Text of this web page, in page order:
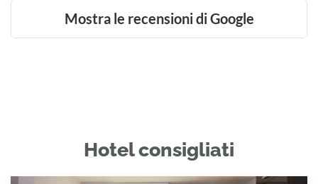
Mostra le recensioni di Google
Hotel consigliati